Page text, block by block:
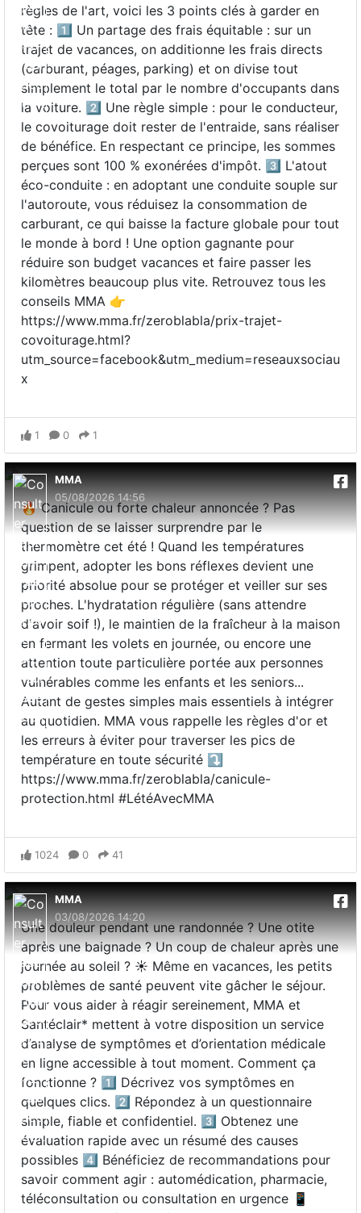
règles de l'art, voici les 3 points clés à garder en
tête : 1️⃣ Un partage des frais équitable : sur un
trajet de vacances, on additionne les frais directs
(carburant, péages, parking) et on divise tout
simplement le total par le nombre d'occupants dans
la voiture. 2️⃣ Une règle simple : pour le conducteur,
le covoiturage doit rester de l'entraide, sans réaliser
de bénéfice. En respectant ce principe, les sommes
perçues sont 100 % exonérées d'impôt. 3️⃣ L'atout
éco-conduite : en adoptant une conduite souple sur
l'autoroute, vous réduisez la consommation de
carburant, ce qui baisse la facture globale pour tout
le monde à bord ! Une option gagnante pour
réduire son budget vacances et faire passer les
kilomètres beaucoup plus vite. Retrouvez tous les
conseils MMA 👉
https://www.mma.fr/zeroblabla/prix-trajet-
covoiturage.html?
utm_source=facebook&utm_medium=reseauxsociau
x
1 0 1
MMA
05/08/2026 14:56
🔥 Canicule ou forte chaleur annoncée ? Pas
question de se laisser surprendre par le
thermomètre cet été ! Quand les températures
grimpent, adopter les bons réflexes devient une
priorité absolue pour se protéger et veiller sur ses
proches. L'hydratation régulière (sans attendre
d'avoir soif !), le maintien de la fraîcheur à la maison
en fermant les volets en journée, ou encore une
attention toute particulière portée aux personnes
vulnérables comme les enfants et les seniors...
Autant de gestes simples mais essentiels à intégrer
au quotidien. MMA vous rappelle les règles d'or et
les erreurs à éviter pour traverser les pics de
température en toute sécurité ⤵️
https://www.mma.fr/zeroblabla/canicule-
protection.html #LétéAvecMMA
1024 0 41
MMA
03/08/2026 14:20
Une douleur pendant une randonnée ? Une otite
après une baignade ? Un coup de chaleur après une
journée au soleil ? ☀️ Même en vacances, les petits
problèmes de santé peuvent vite gâcher le séjour.
Pour vous aider à réagir sereinement, MMA et
Santéclair* mettent à votre disposition un service
d’analyse de symptômes et d’orientation médicale
en ligne accessible à tout moment. Comment ça
fonctionne ? 1️⃣ Décrivez vos symptômes en
quelques clics. 2️⃣ Répondez à un questionnaire
simple, fiable et confidentiel. 3️⃣ Obtenez une
évaluation rapide avec un résumé des causes
possibles 4️⃣ Bénéficiez de recommandations pour
savoir comment agir : automédication, pharmacie,
téléconsultation ou consultation en urgence 📱